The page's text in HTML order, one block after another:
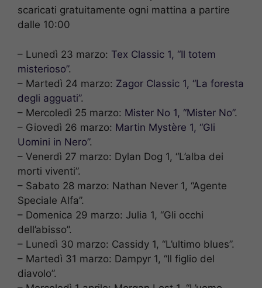
scaricati gratuitamente ogni mattina a partire
dalle 10:00
– Lunedì 23 marzo: Tex Classic 1, “Il totem
misterioso”.
– Martedì 24 marzo: Zagor Classic 1, “La foresta
degli agguati”.
– Mercoledì 25 marzo: Mister No 1, “Mister No”.
– Giovedì 26 marzo: Martin Mystère 1, “Gli
Uomini in Nero”.
– Venerdì 27 marzo: Dylan Dog 1, “L’alba dei
morti viventi”.
– Sabato 28 marzo: Nathan Never 1, “Agente
Speciale Alfa”.
– Domenica 29 marzo: Julia 1, “Gli occhi
dell’abisso”.
– Lunedì 30 marzo: Cassidy 1, “L’ultimo blues”.
– Martedì 31 marzo: Dampyr 1, “Il figlio del
diavolo”.